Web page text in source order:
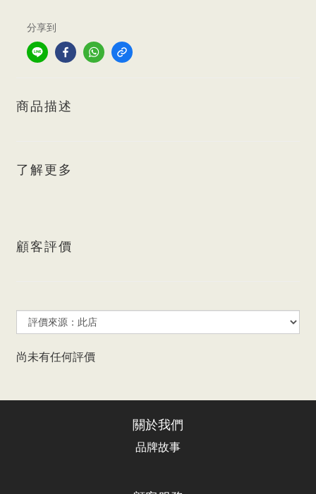
分享到
商品描述
了解更多
顧客評價
尚未有任何評價
關於我們
品牌故事